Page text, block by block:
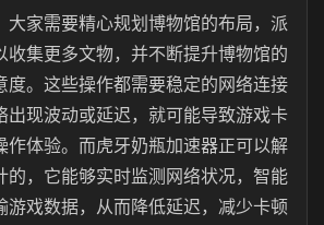
大家需要精心规划博物馆的布局，派
收集更多文物，并不断提升博物馆的
度。这些操作都需要稳定的网络连接
出现波动或延迟，就可能导致游戏卡
作体验。而虎牙奶瓶加速器正可以解
的，它能够实时监测网络状况，智能
游戏数据，从而降低延迟，减少卡顿